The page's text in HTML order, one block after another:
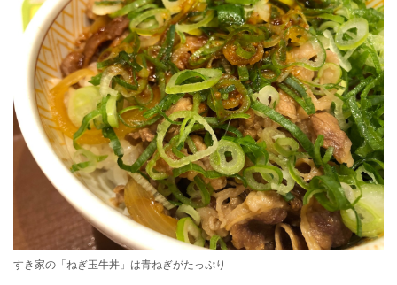
すき家の「ねぎ玉牛丼」は青ねぎがたっぷり